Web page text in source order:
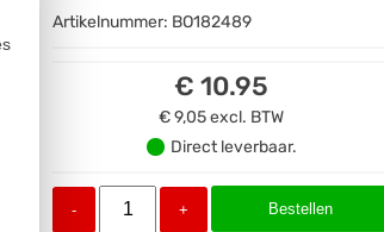
Artikelnummer: BO182489
€ 10.95
€ 9,05excl. BTW
Direct leverbaar.
- + Bestellen